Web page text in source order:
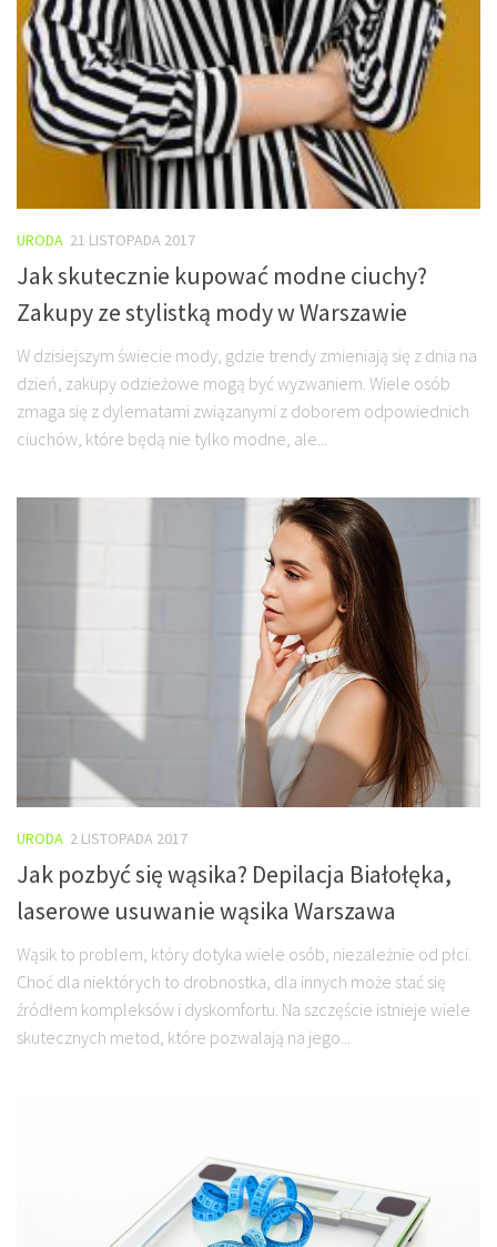
URODA 21 LISTOPADA 2017
Jak skutecznie kupować modne ciuchy?
Zakupy ze stylistką mody w Warszawie
W dzisiejszym świecie mody, gdzie trendy zmieniają się z dnia na
dzień, zakupy odzieżowe mogą być wyzwaniem. Wiele osób
zmaga się z dylematami związanymi z doborem odpowiednich
ciuchów, które będą nie tylko modne, ale...
URODA 2 LISTOPADA 2017
Jak pozbyć się wąsika? Depilacja Białołęka,
laserowe usuwanie wąsika Warszawa
Wąsik to problem, który dotyka wiele osób, niezależnie od płci.
Choć dla niektórych to drobnostka, dla innych może stać się
źródłem kompleksów i dyskomfortu. Na szczęście istnieje wiele
skutecznych metod, które pozwalają na jego...